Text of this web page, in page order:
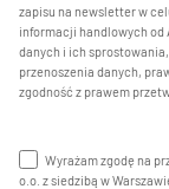
zapisu na newsletter w
informacji handlowych od
danych i ich
przenoszenia danych,
zgodność z prawem
Wyrażam zgodę na
o.o. z siedzibą w